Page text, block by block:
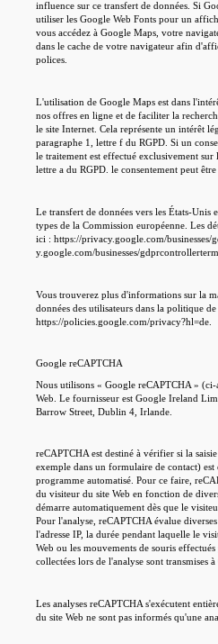
influence sur ce transfert de données. Si
utiliser les Google Web Fonts pour un
vous accédez à Google Maps, votre
dans le cache de votre navigateur afin
polices.
L'utilisation de Google Maps est dans
nos offres en ligne et de faciliter la
le site Internet. Cela représente un intérêt
paragraphe 1, lettre f du RGPD. Si un
le traitement est effectué exclusivement sur
lettre a du RGPD. le consentement peut
Le transfert de données vers les États-Unis
types de la Commission européenne. Les
ici : https://privacy.google.com/
y.google.com/businesses/
Vous trouverez plus d'informations sur la
données des utilisateurs dans la politique
https://policies.google.com/privacy?hl=de.
Google reCAPTCHA
Nous utilisons « Google reCAPTCHA »
Web. Le fournisseur est Google Ireland
Barrow Street, Dublin 4, Irlande.
reCAPTCHA est destiné à vérifier si la
exemple dans un formulaire de contact)
programme automatisé. Pour ce faire,
du visiteur du site Web en fonction de
démarre automatiquement dès que le
Pour l'analyse, reCAPTCHA évalue
l'adresse IP, la durée pendant laquelle le
Web ou les mouvements de souris
collectées lors de l'analyse sont transmises
Les analyses reCAPTCHA s'exécutent
du site Web ne sont pas informés qu'une